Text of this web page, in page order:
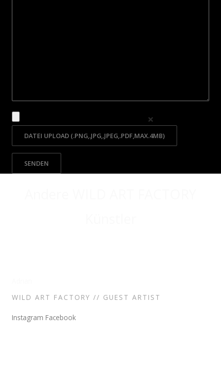
❌
Bitte lasse dieses Feld leer.
WILD ART FACTORY // GUEST ARTIST
Instagram Facebook